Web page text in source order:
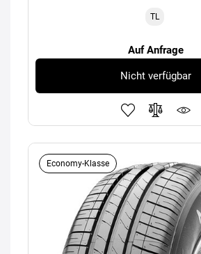
TL
Auf Anfrage
Nicht verfügbar
Economy-Klasse